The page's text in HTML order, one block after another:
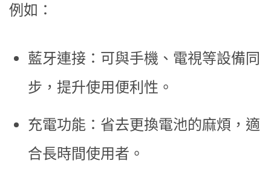
例如：
藍牙連接：可與手機、電視等設備同
步，提升使用便利性。
充電功能：省去更換電池的麻煩，適
合長時間使用者。